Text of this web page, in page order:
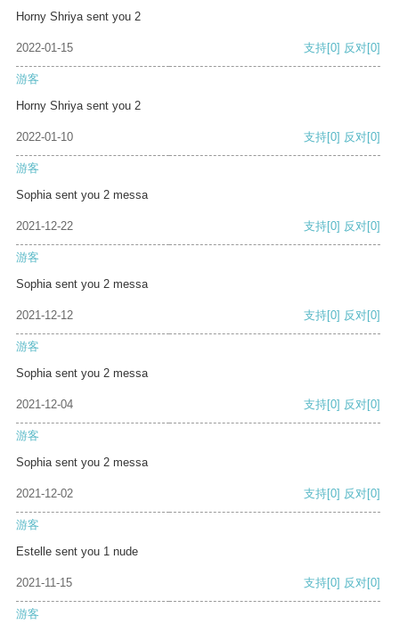
Horny Shriya sent you 2
2022-01-15 支持[0] 反对[0]
游客
Horny Shriya sent you 2
2022-01-10 支持[0] 反对[0]
游客
Sophia sent you 2 messa
2021-12-22 支持[0] 反对[0]
游客
Sophia sent you 2 messa
2021-12-12 支持[0] 反对[0]
游客
Sophia sent you 2 messa
2021-12-04 支持[0] 反对[0]
游客
Sophia sent you 2 messa
2021-12-02 支持[0] 反对[0]
游客
Estelle sent you 1 nude
2021-11-15 支持[0] 反对[0]
游客